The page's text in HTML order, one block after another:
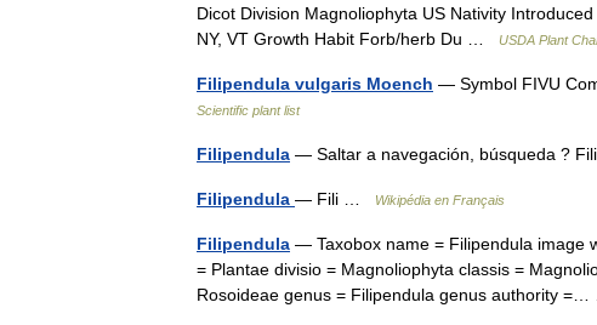
Dicot Division Magnoliophyta US Nativity
NY, VT Growth Habit Forb/herb Du …
USDA Plant
Filipendula vulgaris Moench — Symbol FIVU
Scientific plant list
Filipendula — Saltar a navegación, búsqueda ?
Filipendula — Fili … Wikipédia en Français
Filipendula — Taxobox name = Filipendula image
= Plantae divisio = Magnoliophyta classis =
Rosoideae genus = Filipendula genus authority